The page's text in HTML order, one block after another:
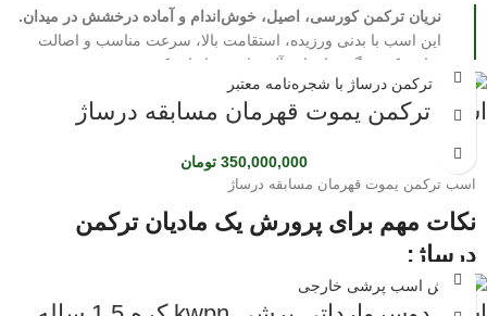
جهت مشاوره خرید اسب و تولید اسب ترکمن اخال تکه و یموت در تماس باشید
09124608266
نریان ترکمن کورسی، اصیل، خوش‌اندام و آماده درخشش در میدان.
این اسب با بدنی ورزیده، استقامت بالا، سرعت مناسب و اصالت
نژاد ترکمن، گزینه‌ای ایده‌آل برای مسابقات کورس، پرورش و
سرمایه‌گذاری است. از نظر سلامت کاملاً در شرایط مطلوب قرار
دارد و با خلق‌وخوی متعادل، نگهداری و کار با آن آسان است.
بالایی نیز داشته باشد، این نریان انتخابی مطمئن است.
فرصت را از دست ندهید؛ برای دریافت اطلاعات بیشتر، مشاهده
فیلم، تصاویر و هماهنگی بازدید، همین حالا تماس بگیرید.
اسب ترکمن یموت قهرمان مسابقه درساژ
350,000,000 تومان
اسب ترکمن یموت قهرمان مسابقه درساژ
نکات مهم برای پرورش یک مادیان ترکمن
درساژ:
انتخاب ژن خوب:انتخاب مادیانی با شجره‌نامه قوی و والدینی با موفقیت در